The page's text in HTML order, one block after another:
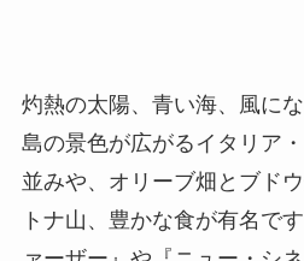
灼熱の太陽、青い海、風に
島の景色が広がるイタリア
並みや、オリーブ畑とブド
トナ山、豊かな食が有名で